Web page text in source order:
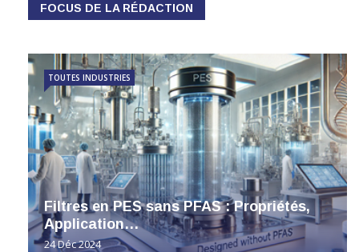
FOCUS DE LA RÉDACTION
Filtres en PES sans PFAS : Propriétés,
Application…
24 Déc 2024
TOUTES INDUSTRIES